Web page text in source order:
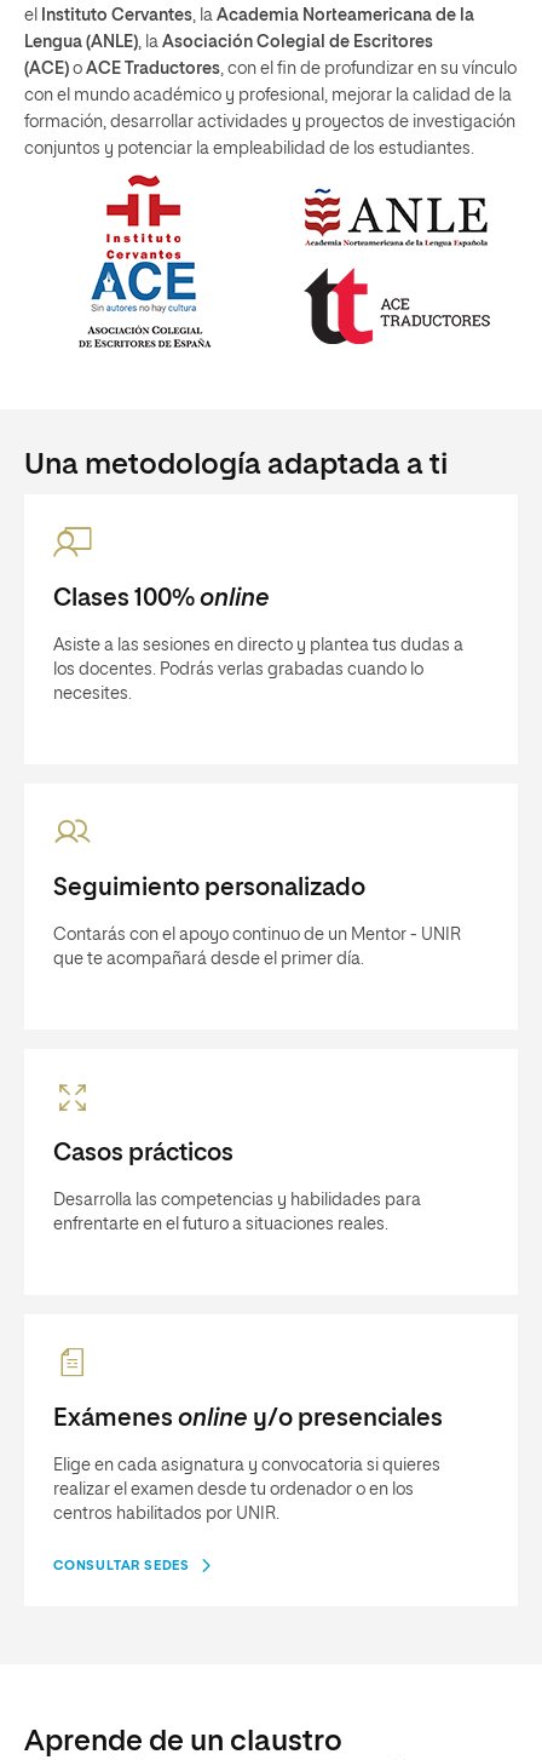
el Instituto Cervantes, la Academia Norteamericana de la
Lengua (ANLE), la Asociación Colegial de Escritores
(ACE) o ACE Traductores, con el fin de profundizar en su vínculo
con el mundo académico y profesional, mejorar la calidad de la
formación, desarrollar actividades y proyectos de investigación
conjuntos y potenciar la empleabilidad de los estudiantes.
Una metodología adaptada a ti
Clases 100% online
Asiste a las sesiones en directo y plantea tus dudas a
los docentes. Podrás verlas grabadas cuando lo
necesites.
Seguimiento personalizado
Contarás con el apoyo continuo de un Mentor - UNIR
que te acompañará desde el primer día.
Casos prácticos
Desarrolla las competencias y habilidades para
enfrentarte en el futuro a situaciones reales.
Exámenes online y/o presenciales
Elige en cada asignatura y convocatoria si quieres
realizar el examen desde tu ordenador o en los
centros habilitados por UNIR.
CONSULTAR SEDES
Aprende de un claustro